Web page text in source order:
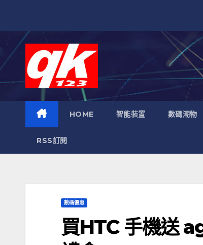
HOME 智能裝置 數碼潮物
RSS訂閱
數碼優惠
買HTC 手機送